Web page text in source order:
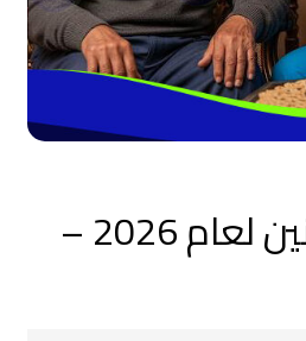
جليسات مسنين لعام 2026 –